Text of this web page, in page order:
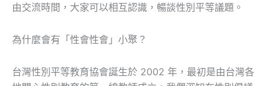
由交流時間，大家可以相互認識，暢談性別平等議題。
為什麼會有「性會性會」小聚？
台灣性別平等教育協會誕生於 2002 年，最初是由台灣各